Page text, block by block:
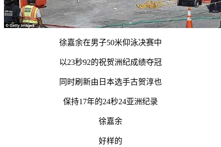
徐嘉余在男子50米仰泳决赛中
以23秒92的祝贺洲纪成绩夺冠
同时刷新由日本选手古贺淳也
保持17年的24秒24亚洲纪录
徐嘉余
好样的